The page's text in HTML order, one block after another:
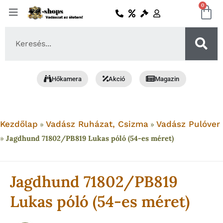
Skip
0
Hőkamera Akció Magazin
Kezdőlap » Vadász Ruházat, Csizma » Vadász Pulóver
» Jagdhund 71802/PB819 Lukas póló (54-es méret)
Jagdhund 71802/PB819
Lukas póló (54-es méret)